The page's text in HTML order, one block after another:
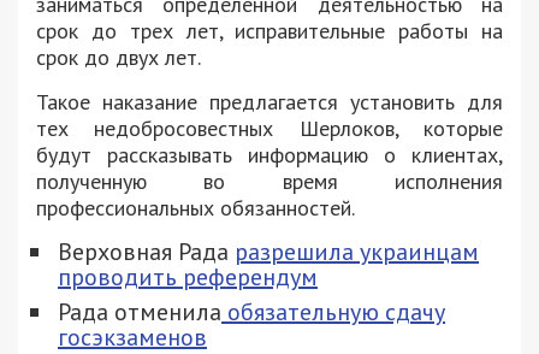
срок до трех лет, исправительные работы на
срок до двух лет.
Такое наказание предлагается установить для
тех недобросовестных Шерлоков, которые
будут рассказывать информацию о клиентах,
полученную во время исполнения
профессиональных обязанностей.
Верховная Рада разрешила украинцам
проводить референдум
Рада отменила обязательную сдачу
госэкзаменов